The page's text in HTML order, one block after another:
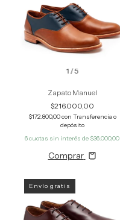
1 /5
Zapato Manuel
$216.000,00
$172.800,00con Transferencia o
depósito
6cuotas sin interés de $36.000,00
Comprar
Envío gratis